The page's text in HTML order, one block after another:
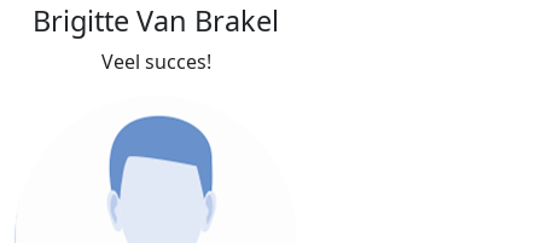
Brigitte Van Brakel
Veel succes!